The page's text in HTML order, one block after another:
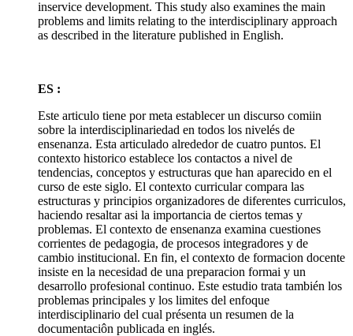
inservice development. This study also examines the main
problems and limits relating to the interdisciplinary approach
as described in the literature published in English.
ES :
Este articulo tiene por meta establecer un discurso comiin
sobre la interdisciplinariedad en todos los nivelés de
ensenanza. Esta articulado alrededor de cuatro puntos. El
contexto historico establece los contactos a nivel de
tendencias, conceptos y estructuras que han aparecido en el
curso de este siglo. El contexto curricular compara las
estructuras y principios organizadores de diferentes curriculos,
haciendo resaltar asi la importancia de ciertos temas y
problemas. El contexto de ensenanza examina cuestiones
corrientes de pedagogia, de procesos integradores y de
cambio institucional. En fin, el contexto de formacion docente
insiste en la necesidad de una preparacion formai y un
desarrollo profesional continuo. Este estudio trata también los
problemas principales y los limites del enfoque
interdisciplinario del cual présenta un resumen de la
documentaciôn publicada en inglés.